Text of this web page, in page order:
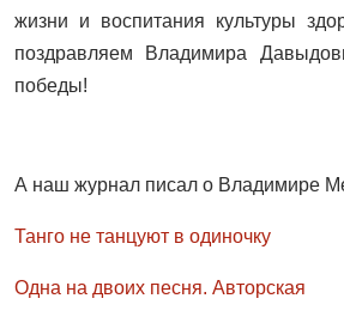
жизни и воспитания культуры
поздравляем Владимира
победы!
А наш журнал писал о Владимире
Танго не танцуют в одиночку
Одна на двоих песня. Авторская